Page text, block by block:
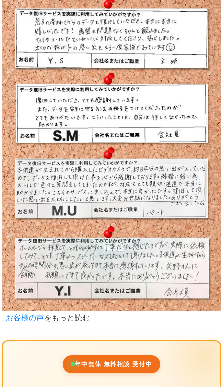
お客様の声をもっと読む
年中無休 無料相談 受付中